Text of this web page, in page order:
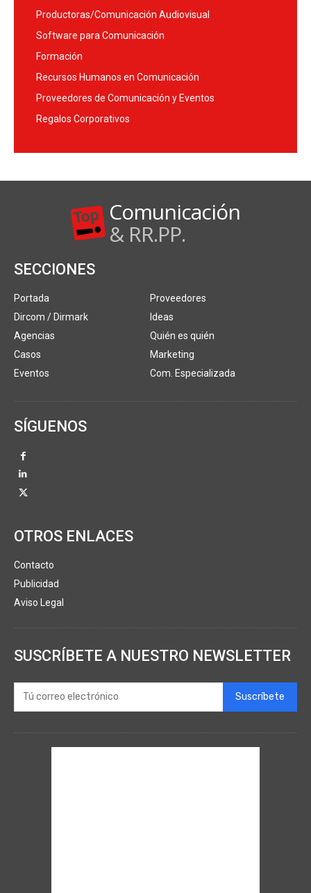
Productoras/Comunicación Audiovisual
Software para Comunicación
Formación
Recursos Humanos en Comunicación
Proveedores de Comunicación y Eventos
Regalos Corporativos
Comunicación
& RR.PP.
SECCIONES
Portada
Dircom / Dirmark
Agencias
Casos
Eventos
Proveedores
Ideas
Quién es quién
Marketing
Com. Especializada
SÍGUENOS
OTROS ENLACES
Contacto
Publicidad
Aviso Legal
SUSCRÍBETE A NUESTRO NEWSLETTER
Suscríbete